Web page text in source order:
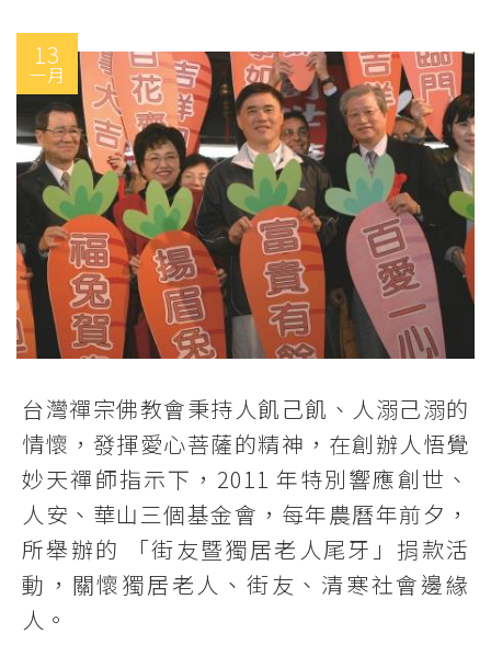
13
一月
台灣禪宗佛教會秉持人飢己飢、人溺己溺的
情懷，發揮愛心菩薩的精神，在創辦人悟覺
妙天禪師指示下，2011 年特別響應創世、
人安、華山三個基金會，每年農曆年前夕，
所舉辦的 「街友暨獨居老人尾牙」捐款活
動，關懷獨居老人、街友、清寒社會邊緣
人。